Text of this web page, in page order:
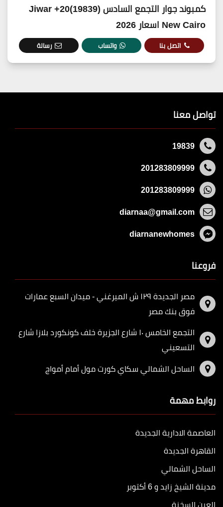
كمبوند جوار التجمع السادس (19839)20+ Jiwar
New Cairo اسعار 2026
اتصل بنا واتساب رسالة
تواصل معنا
19839
201283809999
201283809999
diarnaa@gmail.com
diarnanewhomes
فروعنا
مصر الجديدة ١٢٩ ش الميرغني - ميدان السبع عمارات
فوق بنك مصر
التجمع الخامس ١٠ شارع الجزيرة خلف كونكورد بلازا شارع
التسعيني
الساحل الشمالي سكاي كورت مول أمام أمواج
روابط مهمة
العاصمة الادارية الجديدة
القاهرة الجديدة
الساحل الشمالي
مدينة الشيخ زايد و 6 أكتوبر